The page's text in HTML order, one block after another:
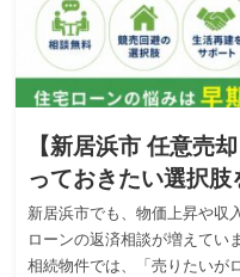
【新居浜市 任意売
っておきたい選択肢
新居浜市でも、物価上昇や収
ローンの返済相談が増えてい
相続物件では、「売りたいが